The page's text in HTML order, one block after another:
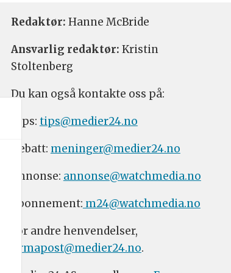
Redaktør: Hanne McBride
Ansvarlig redaktør: Kristin
Stoltenberg
Du kan også kontakte oss på:
Tips: tips@medier24.no
Debatt: meninger@medier24.no
Annonse: annonse@watchmedia.no
Abonnement: m24@watchmedia.no
For andre henvendelser,
firmapost@medier24.no.